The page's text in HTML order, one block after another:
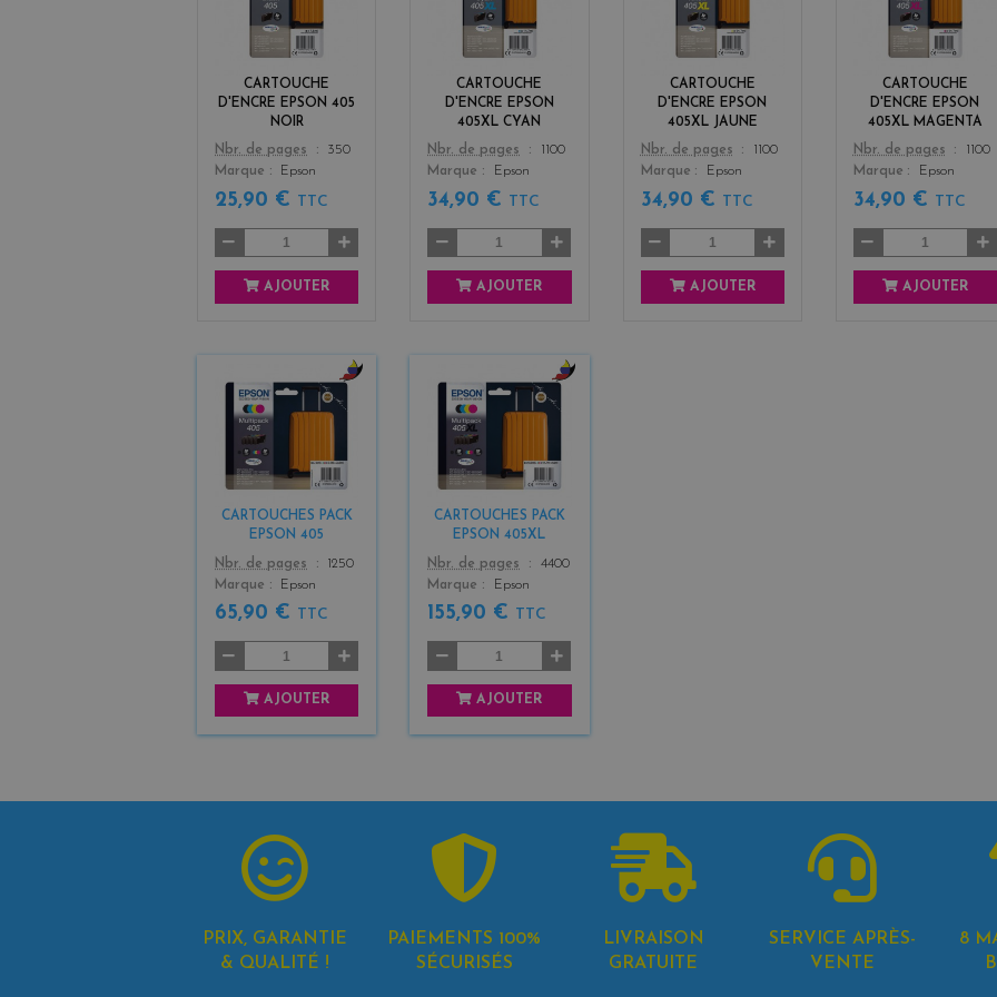
CARTOUCHE
D'ENCRE EPSON 405
NOIR
Color
Nbr. de pages
350
Marque
Epson
25,90 € TTC
AJOUTER
CARTOUCHE
D'ENCRE EPSON
405XL CYAN
Color
Nbr. de pages
1100
Marque
Epson
34,90 € TTC
AJOUTER
CARTOUCHE
D'ENCRE EPSON
405XL JAUNE
Color
Nbr. de pages
1100
Marque
Epson
34,90 € TTC
AJOUTER
CARTOUCHE
D'ENCRE EPSON
405XL MAGENTA
Color
Nbr. de pages
1100
Marque
Epson
34,90 € TTC
AJOUTER
CARTOUCHES PACK
EPSON 405
Color
c
k
3
Nbr. de pages
1250
Marque
Epson
65,90 € TTC
AJOUTER
CARTOUCHES PACK
EPSON 405XL
Color
c
k
3
Nbr. de pages
4400
Marque
Epson
155,90 € TTC
AJOUTER
PRIX, GARANTIE
& QUALITÉ !
PAIEMENTS 100%
SÉCURISÉS
LIVRAISON
GRATUITE
SERVICE APRÈS-
VENTE
8